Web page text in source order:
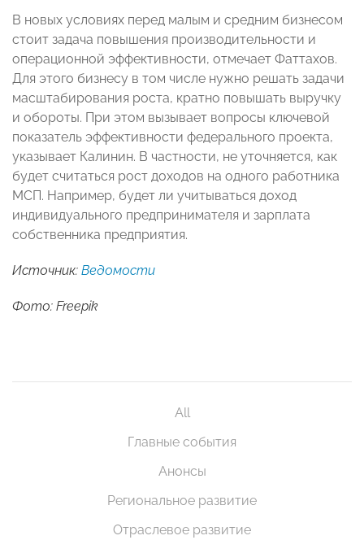
В новых условиях перед малым и средним бизнесом
стоит задача повышения производительности и
операционной эффективности, отмечает Фаттахов.
Для этого бизнесу в том числе нужно решать задачи
масштабирования роста, кратно повышать выручку
и обороты. При этом вызывает вопросы ключевой
показатель эффективности федерального проекта,
указывает Калинин. В частности, не уточняется, как
будет считаться рост доходов на одного работника
МСП. Например, будет ли учитываться доход
индивидуального предпринимателя и зарплата
собственника предприятия.
Источник: Ведомости
Фото: Freepik
All
Главные события
Анонсы
Региональное развитие
Отраслевое развитие